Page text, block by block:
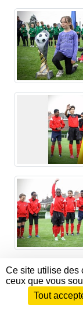
Envie de
Ce site utilise des
ceux que vous
Tout